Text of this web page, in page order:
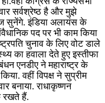
सर्वश्रेष्ठ है और मुझे
सुनेंगे. इंडिया अलायंस के
पद पर भी काम किया
चुनाव के लिए वोट डाले
का हवाला देते हुए इस्तीफा
एनडीए ने महाराष्ट्र के
वहीं विपक्ष ने सुप्रीम
बनाया. राधाकृष्णन
रखते हैं.